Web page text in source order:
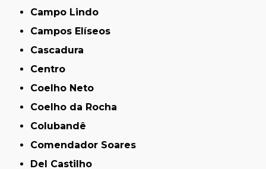
Campo Lindo
Campos Elíseos
Cascadura
Centro
Coelho Neto
Coelho da Rocha
Colubandê
Comendador Soares
Del Castilho